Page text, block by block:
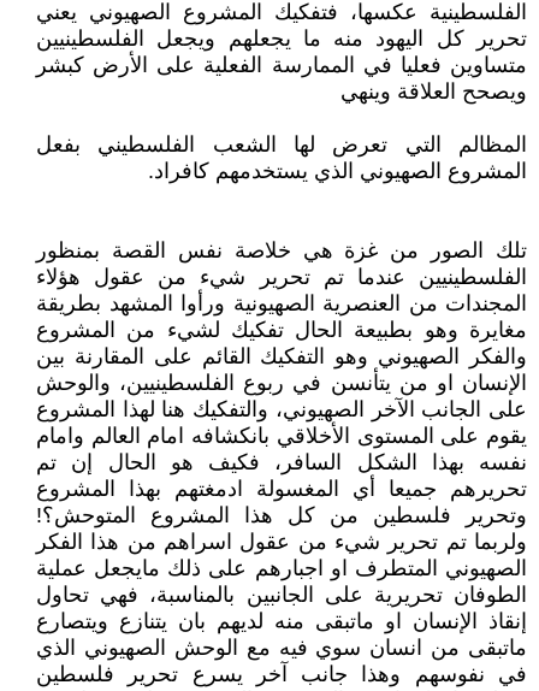
الفلسطينية عكسها، فتفكيك المشروع الصهيوني يعني
تحرير كل اليهود منه ما يجعلهم ويجعل الفلسطينيين
متساوين فعليا في الممارسة الفعلية على الأرض كبشر
ويصحح العلاقة وينهي
المظالم التي تعرض لها الشعب الفلسطيني بفعل
المشروع الصهيوني الذي يستخدمهم كافراد.
تلك الصور من غزة هي خلاصة نفس القصة بمنظور
الفلسطينيين عندما تم تحرير شيء من عقول هؤلاء
المجندات من العنصرية الصهيونية ورأوا المشهد بطريقة
مغايرة وهو بطبيعة الحال تفكيك لشيء من المشروع
والفكر الصهيوني وهو التفكيك القائم على المقارنة بين
الإنسان او من يتأنسن في ربوع الفلسطينيين، والوحش
على الجانب الآخر الصهيوني، والتفكيك هنا لهذا المشروع
يقوم على المستوى الأخلاقي بانكشافه امام العالم وامام
نفسه بهذا الشكل السافر، فكيف هو الحال إن تم
تحريرهم جميعا أي المغسولة ادمغتهم بهذا المشروع
وتحرير فلسطين من كل هذا المشروع المتوحش؟!
ولربما تم تحرير شيء من عقول اسراهم من هذا الفكر
الصهيوني المتطرف او اجبارهم على ذلك مايجعل عملية
الطوفان تحريرية على الجانبين بالمناسبة، فهي تحاول
إنقاذ الإنسان او ماتبقى منه لديهم بان يتنازع ويتصارع
ماتبقى من انسان سوي فيه مع الوحش الصهيوني الذي
في نفوسهم وهذا جانب آخر يسرع تحرير فلسطين